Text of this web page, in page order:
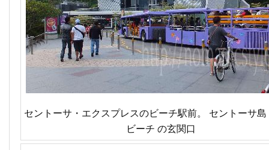
セントーサ・エクスプレスのビーチ駅前。 セントーサ島
ビーチ の玄関口